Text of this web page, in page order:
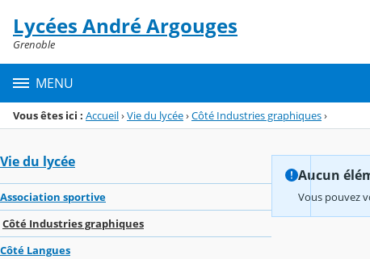
Menu de la rubrique
Contenu
Lycées André Argouges
Grenoble
MENU
Vous êtes ici : Accueil›Vie du lycée›Côté Industries graphiques›
Vie du lycée
Association sportive
Côté Industries graphiques
Côté Langues
Aucun
Vous pouvez